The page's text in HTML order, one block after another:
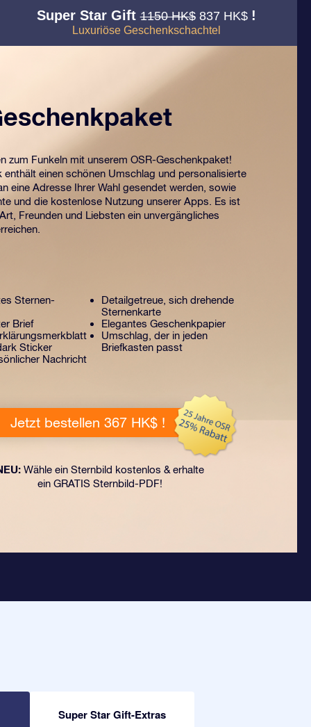
Super Star Gift1150 HK$ 837 HK$ !
Luxuriöse Geschenkschachtel
zum Funkeln mit unserem OSR-Geschenkpaket!
enthält einen schönen Umschlag und personalisierte
eine Adresse Ihrer Wahl gesendet werden, sowie
und die kostenlose Nutzung unserer Apps. Es ist
Freunden und Liebsten ein unvergängliches
Sternen-
Brief
Sticker
Nachricht
Detailgetreue, sich drehende
Sternenkarte
Elegantes Geschenkpapier
Umschlag, der in jeden
Briefkasten passt
Jetzt bestellen 367 HK$ !
Wähle ein Sternbild kostenlos & erhalte
ein GRATIS Sternbild-PDF!
Super Star Gift-Extras